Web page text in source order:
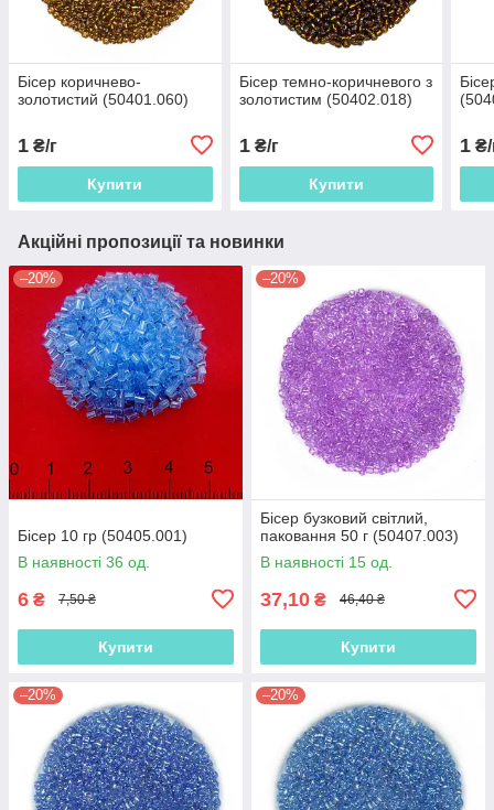
Бісер коричнево-
золотистий (50401.060)
1 ₴/г
Купити
Бісер темно-коричневого з
золотистим (50402.018)
1₴/г
Купити
1 ₴/
Акційні пропозиції та новинки
–20%
Бісер 10 гр (50405.001)
В наявності 36 од.
6 ₴ 7,50 ₴
Купити
–20%
Бісер бузковий світлий,
паковання 50 г (50407.003)
В наявності 15 од.
37,10 ₴ 46,40 ₴
Купити
–20% –20%